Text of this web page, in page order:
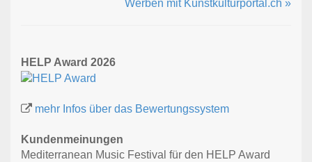
Werben mit Kunstkulturportal.ch »
HELP Award 2026
mehr Infos über das Bewertungssystem
Kundenmeinungen
Mediterranean Music Festival für den HELP Award